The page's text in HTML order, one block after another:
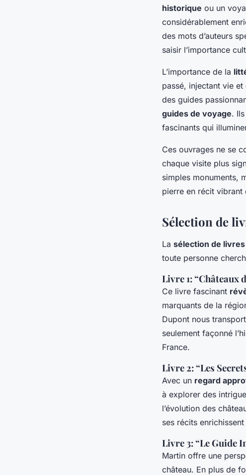
historique ou un
considérablement
des mots d’auteurs
saisir l’importance
L’importance de la
passé, injectant vie
des guides
guides de voyage.
fascinants qui
Ces ouvrages ne se
chaque visite plus
simples monuments,
pierre en récit vibrant
Sélection de
La sélection de livres
toute personne
Livre 1: “Châteaux
Ce livre fascinant
marquants de la
Dupont nous
seulement façonné
France.
Livre 2: “Les
Avec un regard
à explorer des
l’évolution des
ses récits
Livre 3: “Le Guide
Martin offre une
château. En plus de